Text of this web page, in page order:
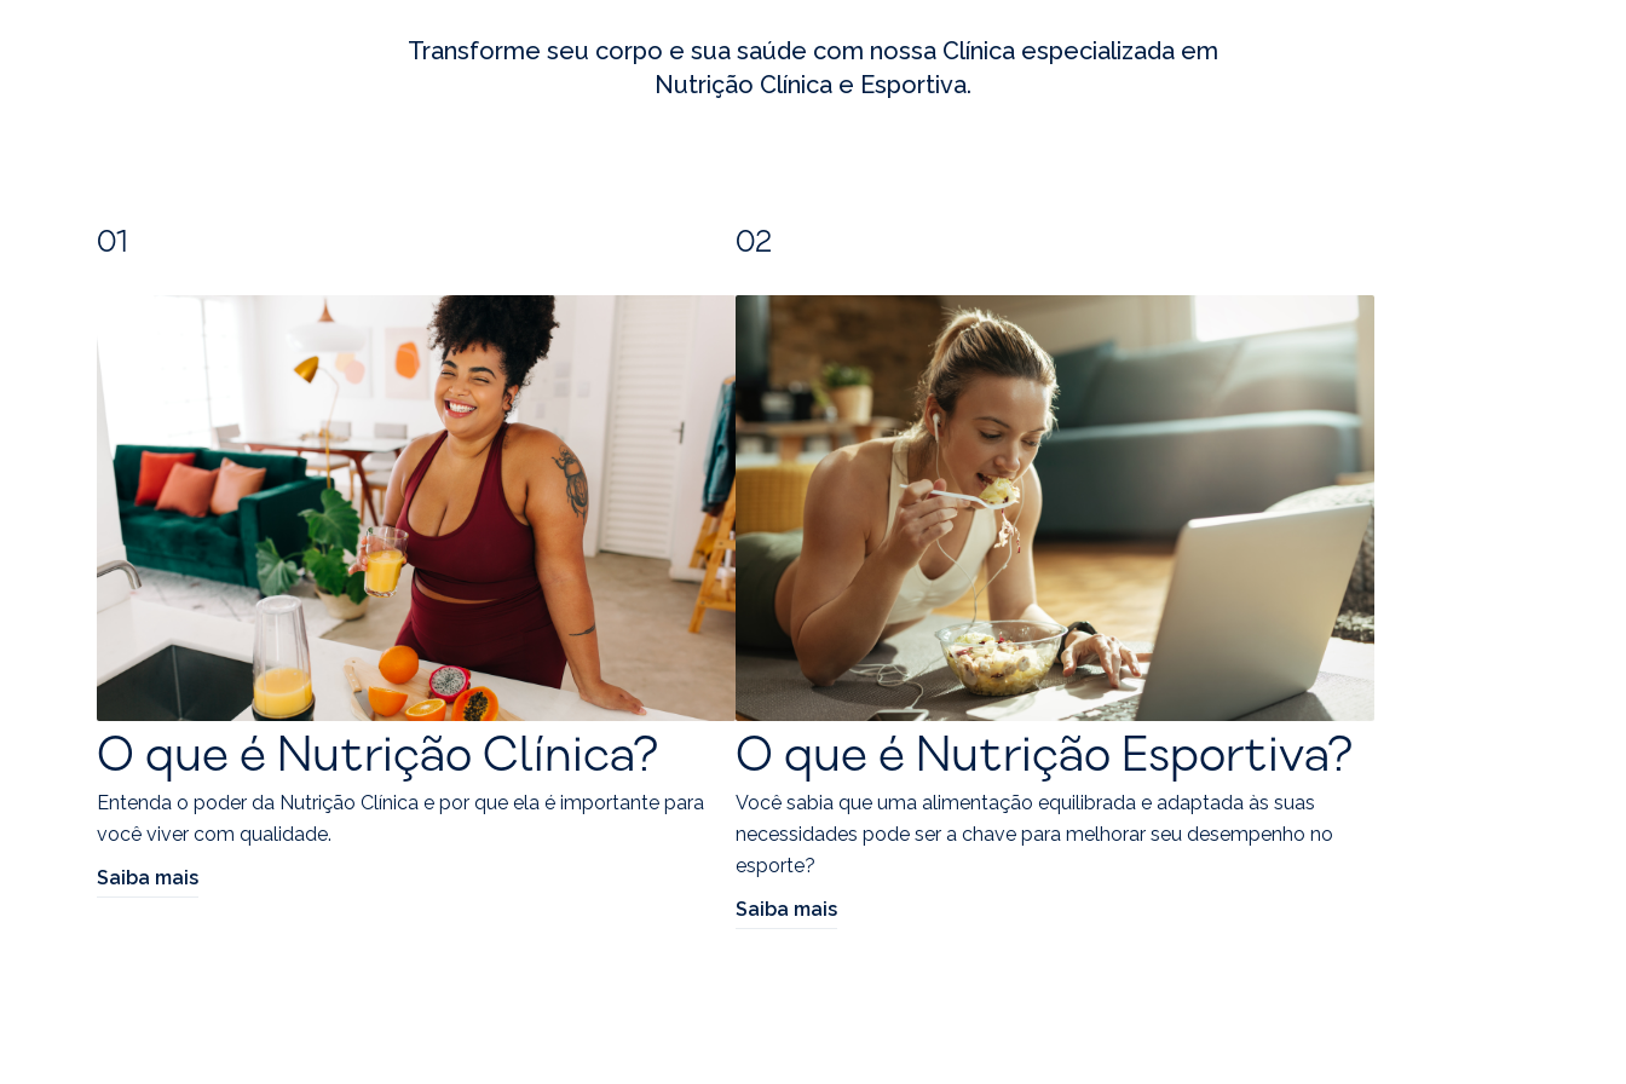
Transforme seu corpo e sua saúde com nossa Clínica especializada em
Nutrição Clínica e Esportiva.
01
O que é Nutrição Clínica?
Entenda o poder da Nutrição Clínica e por que ela é importante para
você viver com qualidade.
Saiba mais
02
O que é Nutrição Esportiva?
Você sabia que uma alimentação equilibrada e adaptada às suas
necessidades pode ser a chave para melhorar seu desempenho no
esporte?
Saiba mais